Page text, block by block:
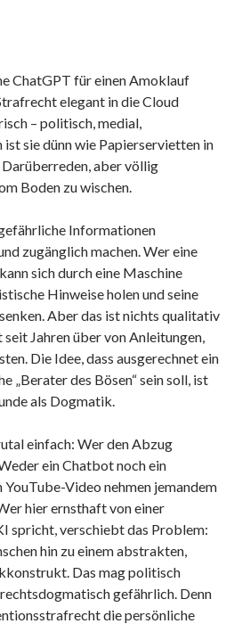
ChatGPT für einen Amoklauf
elegant in die Cloud
– politisch, medial,
sie dünn wie Papierservietten in
aber völlig
Boden zu wischen.
Informationen
zugänglich machen. Wer eine
sich durch eine Maschine
Hinweise holen und seine
Aber das ist nichts qualitativ
Jahren über von Anleitungen,
Die Idee, dass ausgerechnet ein
„Berater des Bösen“ sein soll, ist
als Dogmatik.
einfach: Wer den Abzug
ein Chatbot noch ein
Video nehmen jemandem
hier ernsthaft von einer
spricht, verschiebt das Problem:
hin zu einem abstrakten,
Das mag politisch
gefährlich. Denn
die persönliche